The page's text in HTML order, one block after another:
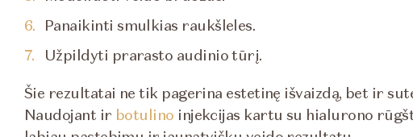
Panaikinti smulkias raukšleles.
Užpildyti prarasto audinio tūrį.
Šie rezultatai ne tik pagerina estetinę išvaizdą, bet ir
Naudojant ir botulino injekcijas kartu su hialurono